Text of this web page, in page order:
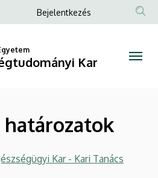
Anonim
menüje
Bejelentkezés
Kar
határozatok
Kar - Kari Tanács